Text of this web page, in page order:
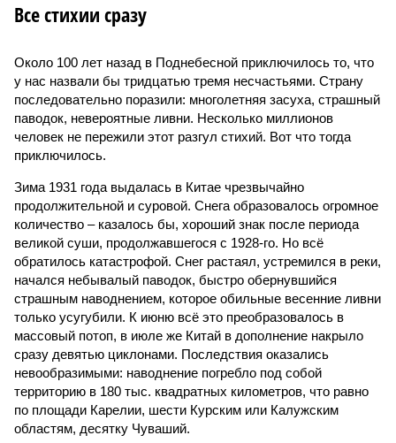
Все стихии сразу
Около 100 лет назад в Поднебесной приключилось то, что
у нас назвали бы тридцатью тремя несчастьями. Страну
последовательно поразили: многолетняя засуха, страшный
паводок, невероятные ливни. Несколько миллионов
человек не пережили этот разгул стихий. Вот что тогда
приключилось.
Зима 1931 года выдалась в Китае чрезвычайно
продолжительной и суровой. Снега образовалось огромное
количество – казалось бы, хороший знак после периода
великой суши, продолжавшегося с 1928-го. Но всё
обратилось катастрофой. Снег растаял, устремился в реки,
начался небывалый паводок, быстро обернувшийся
страшным наводнением, которое обильные весенние ливни
только усугубили. К июню всё это преобразовалось в
массовый потоп, в июле же Китай в дополнение накрыло
сразу девятью циклонами. Последствия оказались
невообразимыми: наводнение погребло под собой
территорию в 180 тыс. квадратных километров, что равно
по площади Карелии, шести Курским или Калужским
областям, десятку Чуваший.